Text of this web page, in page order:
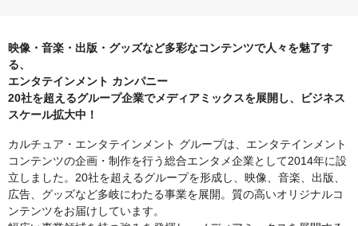
映像・音楽・出版・グッズなど多彩なコンテンツで人々を魅了す
る、
エンタテインメント カンパニー
20社を超えるグループ企業でメディアミックスを展開し、ビジネス
スケール拡大中！
カルチュア・エンタテインメント グループは、エンタテインメント
コンテンツの企画・制作を行う総合エンタメ企業として2014年に設
立しました。20社を超えるグループを形成し、映像、音楽、出版、
広告、グッズなど多岐にわたる事業を展開。質の高いオリジナルコ
ンテンツをお届けしています。